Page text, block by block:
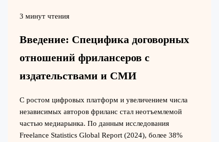
3 минут чтения
Введение: Специфика договорных
отношений фрилансеров с
издательствами и СМИ
С ростом цифровых платформ и увеличением числа
независимых авторов фриланс стал неотъемлемой
частью медиарынка. По данным исследования
Freelance Statistics Global Report (2024), более 38%